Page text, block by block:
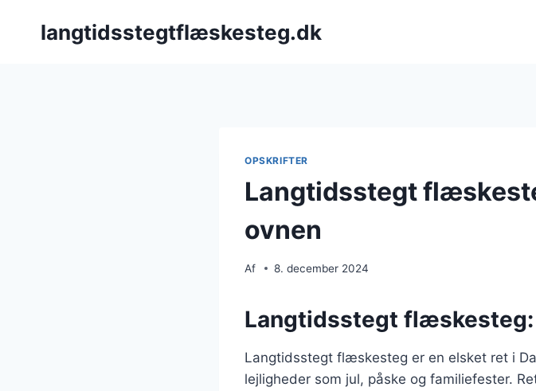
langtidsstegtflæskesteg.dk
OPSKRIFTER
Langtidsstegt
ovnen
Af 8. december 2024
Langtidsstegt flæskesteg:
Langtidsstegt flæskesteg er en elsket ret i
lejligheder som jul, påske og familiefester.